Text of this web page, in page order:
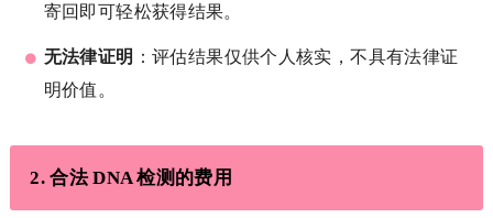
寄回即可轻松获得结果。
无法律证明 ：评估结果仅供个人核实，不具有法律证
明价值。
2.合法 DNA 检测的费用